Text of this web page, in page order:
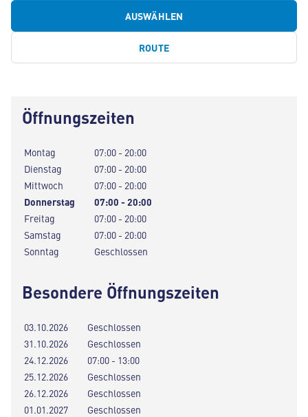
AUSWÄHLEN
ROUTE
Öffnungszeiten
Montag
07:00 - 20:00
Dienstag
07:00 - 20:00
Mittwoch
07:00 - 20:00
Donnerstag
07:00 - 20:00
Freitag
07:00 - 20:00
Samstag
07:00 - 20:00
Sonntag
Geschlossen
Besondere Öffnungszeiten
03.10.2026
Geschlossen
31.10.2026
Geschlossen
24.12.2026
07:00 - 13:00
25.12.2026
Geschlossen
26.12.2026
Geschlossen
01.01.2027
Geschlossen